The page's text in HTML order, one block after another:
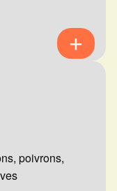
poivrons,